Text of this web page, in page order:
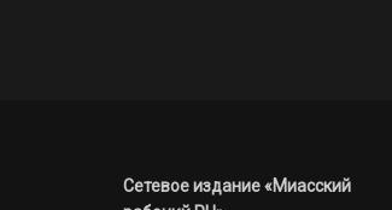
Сетевое издание «Миасский